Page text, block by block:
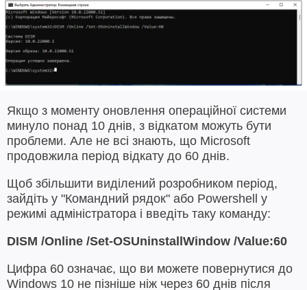
Якщо з моменту оновлення операційної системи
минуло понад 10 днів, з відкатом можуть бути
проблеми. Але не всі знають, що Microsoft
продовжила період відкату до 60 днів.
Щоб збільшити виділений розробником період,
зайдіть у "Командний рядок" або Powershell у
режимі адміністратора і введіть таку команду:
DISM /Online /Set-OSUninstallWindow /Value:60
Цифра 60 означає, що ви можете повернутися до
Windows 10 не пізніше ніж через 60 днів після